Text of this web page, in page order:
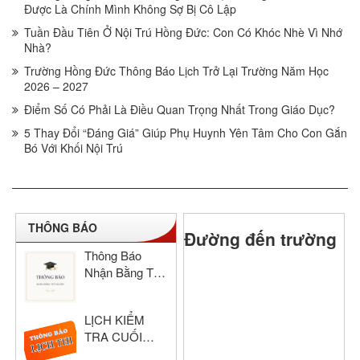
Được Là Chính Mình Không Sợ Bị Cô Lập
Tuần Đầu Tiên Ở Nội Trú Hồng Đức: Con Có Khóc Nhè Vì Nhớ
Nhà?
Trường Hồng Đức Thông Báo Lịch Trở Lại Trường Năm Học
2026 – 2027
Điểm Số Có Phải Là Điều Quan Trọng Nhất Trong Giáo Dục?
5 Thay Đổi “Đáng Giá” Giúp Phụ Huynh Yên Tâm Cho Con Gắn
Bó Với Khối Nội Trú
THÔNG BÁO
Thông Báo
Nhận Bằng Tốt
Đức Năm Học
2024–2025
LỊCH KIỂM
TRA CUỐI
Đường đến trường